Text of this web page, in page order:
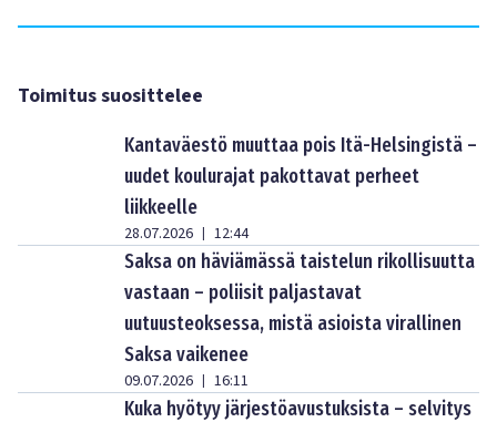
Toimitus suosittelee
Kantaväestö muuttaa pois Itä-Helsingistä –
uudet koulurajat pakottavat perheet
liikkeelle
28.07.2026 | 12:44
Saksa on häviämässä taistelun rikollisuutta
vastaan – poliisit paljastavat
uutuusteoksessa, mistä asioista virallinen
Saksa vaikenee
09.07.2026 | 16:11
Kuka hyötyy järjestöavustuksista – selvitys